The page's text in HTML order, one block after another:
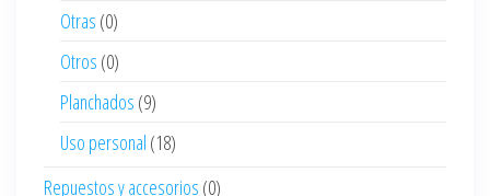
Otras (0)
Otros (0)
Planchados (9)
Uso personal (18)
Repuestos y accesorios (0)